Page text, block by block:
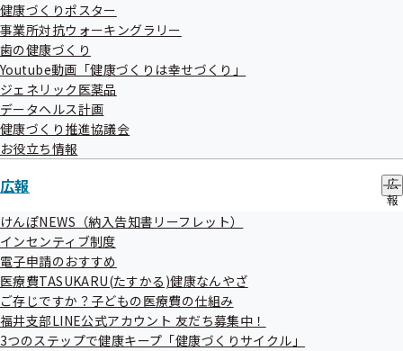
健康づくりポスター
事業所対抗ウォーキングラリー
歯の健康づくり
Youtube動画「健康づくりは幸せづくり」
ジェネリック医薬品
データヘルス計画
健康づくり推進協議会
お役立ち情報
広報
広
報
けんぽNEWS（納入告知書リーフレット）
インセンティブ制度
電子申請のおすすめ
医療費TASUKARU(たすかる)健康なんやざ
ご存じですか？子どもの医療費の仕組み
福井支部LINE公式アカウント 友だち募集中！
3つのステップで健康キープ「健康づくりサイクル」
福井県予防医学協会付属診療所
住所
福井市和田2-1006
電話番号 0776-23-2777
福井市
福井赤十字病院
住所 福井市月見2-4-1
電話番号
福井総合クリニック
住所
福井市新田塚1-42-1
電話番号 0776-25-8260
福井市
青山クリニック